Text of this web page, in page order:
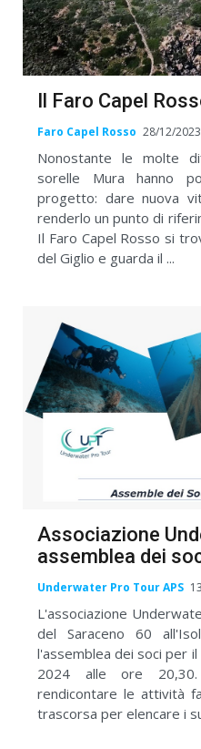
Il Faro Capel
Faro Capel Rosso 28/12/2023
Nonostante le molte
sorelle Mura hanno
progetto: dare nuova
renderlo un punto di
Il Faro Capel Rosso si
del Giglio e guarda il ...
Associazione
assemblea dei
Underwater Pro Tour APS
L'associazione
del Saraceno 60
l'assemblea dei soci per
2024 alle ore 20,30.
rendicontare le attività
trascorsa per elencare i